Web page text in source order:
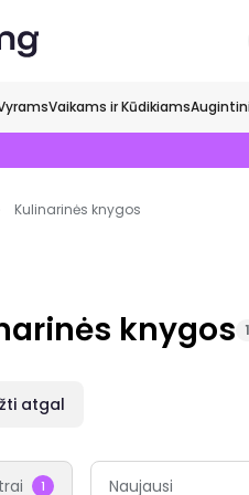
Vaikams ir Kūdikiams
Kulinarinės knygos
knygos
atgal
1